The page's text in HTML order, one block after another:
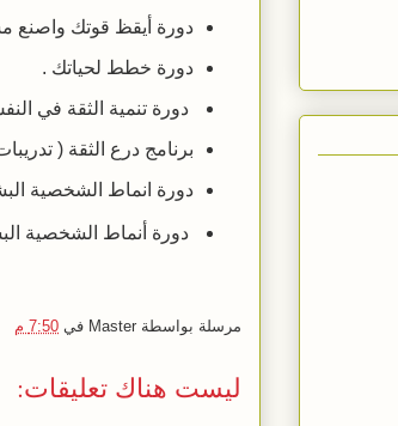
دورة أيقظ قوتك واصنع
دورة خطط لحياتك .
دورة تنمية الثقة في
برنامج درع الثقة (
دورة انماط الشخصية
دورة أنماط الشخصية
مرسلة بواسطة Master في 7:50 م
ليست هناك تعليقات: